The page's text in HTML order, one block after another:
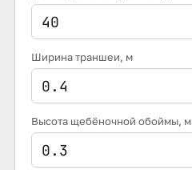
Ширина траншеи, м
Высота щебёночной обоймы, м